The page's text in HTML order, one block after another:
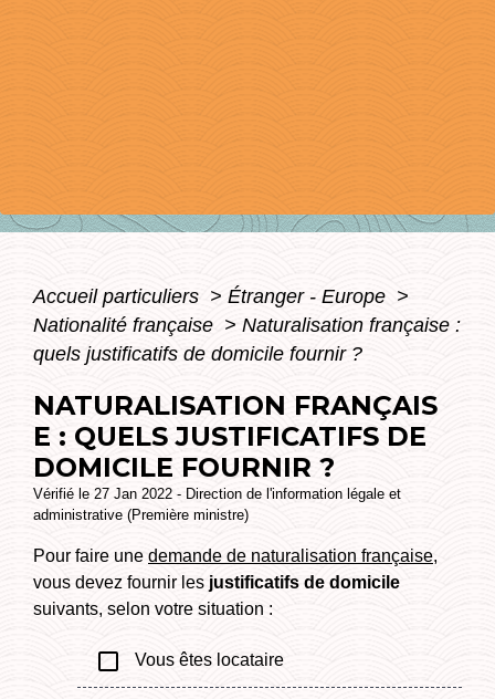
Accueil particuliers > Étranger - Europe >
Nationalité française > Naturalisation française :
quels justificatifs de domicile fournir ?
NATURALISATION FRANÇAIS
E : QUELS JUSTIFICATIFS DE
DOMICILE FOURNIR ?
Vérifié le 27 Jan 2022 - Direction de l'information légale et
administrative (Première ministre)
Pour faire une demande de naturalisation française,
vous devez fournir les justificatifs de domicile
suivants, selon votre situation :
check_box_outline_blank Vous êtes locataire